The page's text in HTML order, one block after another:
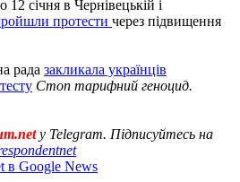
січня в Чернівецькій і
протести через підвищення
рада закликала українців
Стоп тарифний геноцид.
у Telegram. Підписуйтесь на
в Google News